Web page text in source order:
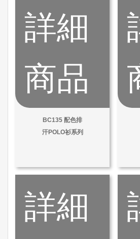
詳細
商品
BC135 配色排
汗POLO衫系列
詳細